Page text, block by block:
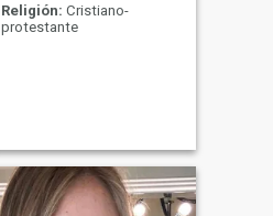
Religión: Cristiano-
protestante